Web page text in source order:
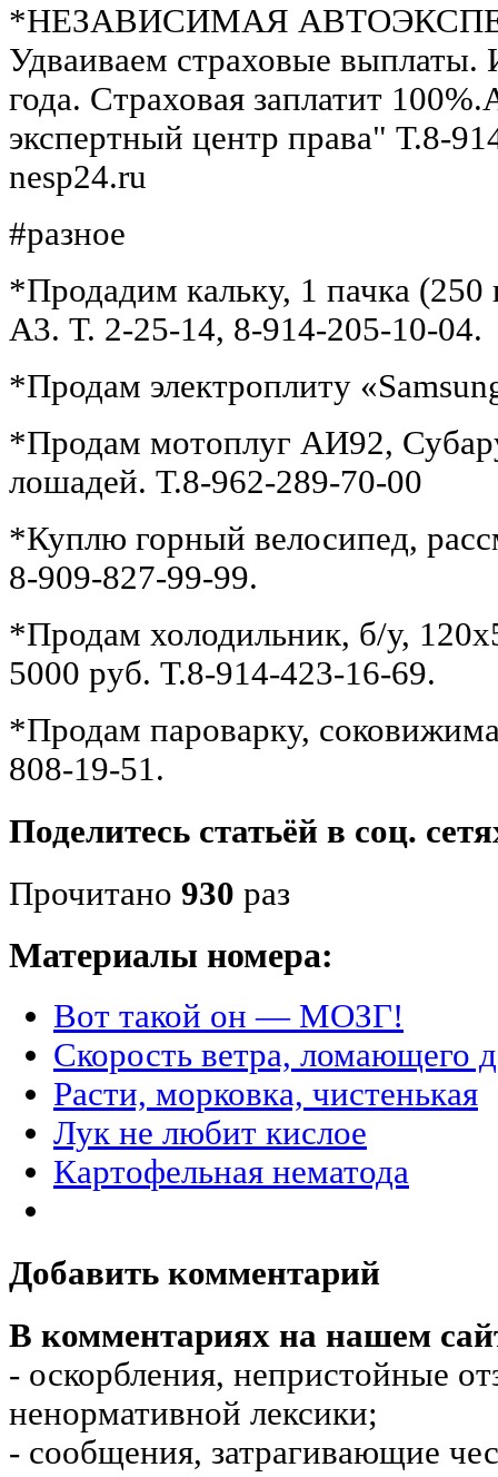
*НЕЗАВИСИМАЯ
Удваиваем страховые выплаты.
года. Страховая заплатит
экспертный центр права" Т.8-
nesp24.ru
#разное
*Продадим кальку, 1 пачка
А3. Т. 2-25-14, 8-914-205-10-04.
*Продам электроплиту
*Продам мотоплуг АИ92,
лошадей. Т.8-962-289-70-00
*Куплю горный велосипед,
8-909-827-99-99.
*Продам холодильник, б/у,
5000 руб. Т.8-914-423-16-69.
*Продам пароварку,
808-19-51.
Поделитесь статьёй в соц.
Прочитано 930 раз
Материалы номера:
Вот такой он — МОЗГ!
Скорость ветра, ломающего
Расти, морковка, чистенькая
Лук не любит кислое
Картофельная нематода
Добавить комментарий
В комментариях на нашем
- оскорбления, непристойные
ненормативной лексики;
- сообщения, затрагивающие